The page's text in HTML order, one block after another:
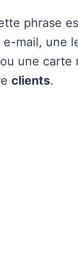
phrase
e-mail, une
une carte
clients.